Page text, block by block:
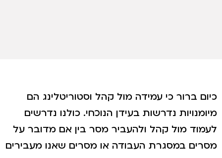
כיום ברור כי עמידה מול קהל וסטוריטלינג הם
מיומנויות נדרשות בעידן הנוכחי. כולנו נדרשים
לעמוד מול קהל ולהעביר מסר בין אם מדובר על
מסרים במסגרת העבודה או מסרים שאנו מעבירים